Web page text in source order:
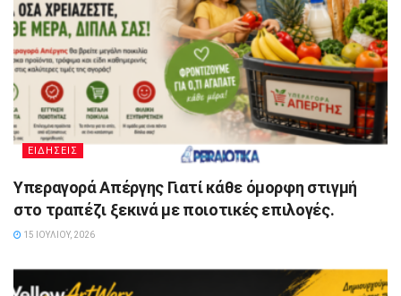
ΕΙΔΗΣΕΙΣ
Υπεραγορά Απέργης Γιατί κάθε όμορφη στιγμή
στο τραπέζι ξεκινά με ποιοτικές επιλογές.
15 ΙΟΥΛΊΟΥ, 2026